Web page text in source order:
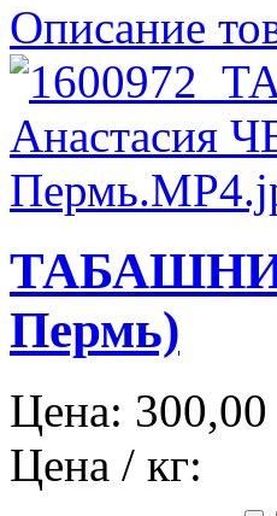
Описание
Пермь)
Цена: 300,00
Цена / кг: